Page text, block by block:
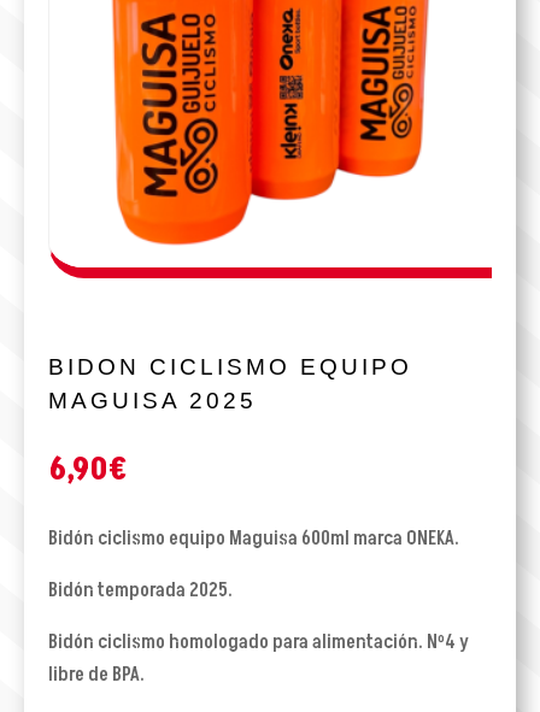
BIDON CICLISMO EQUIPO
MAGUISA 2025
6,90€
Bidón ciclismo equipo Maguisa 600ml marca ONEKA.
Bidón temporada 2025.
Bidón ciclismo homologado para alimentación. Nº4 y
libre de BPA.